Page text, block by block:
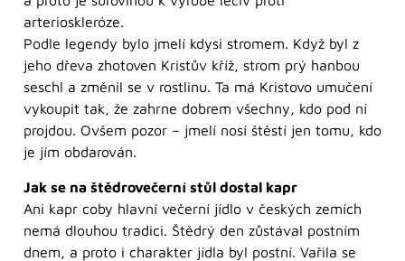
arterioskleróze.
Podle legendy bylo jmelí kdysi stromem. Když byl z
jeho dřeva zhotoven Kristův kříž, strom prý hanbou
seschl a změnil se v rostlinu. Ta má Kristovo umučení
vykoupit tak, že zahrne dobrem všechny, kdo pod ní
projdou. Ovšem pozor – jmelí nosí štěstí jen tomu, kdo
je jím obdarován.
Jak se na štědrovečerní stůl dostal kapr
Ani kapr coby hlavní večerní jídlo v českých zemích
nemá dlouhou tradici. Štědrý den zůstával postním
dnem, a proto i charakter jídla byl postní. Vařila se